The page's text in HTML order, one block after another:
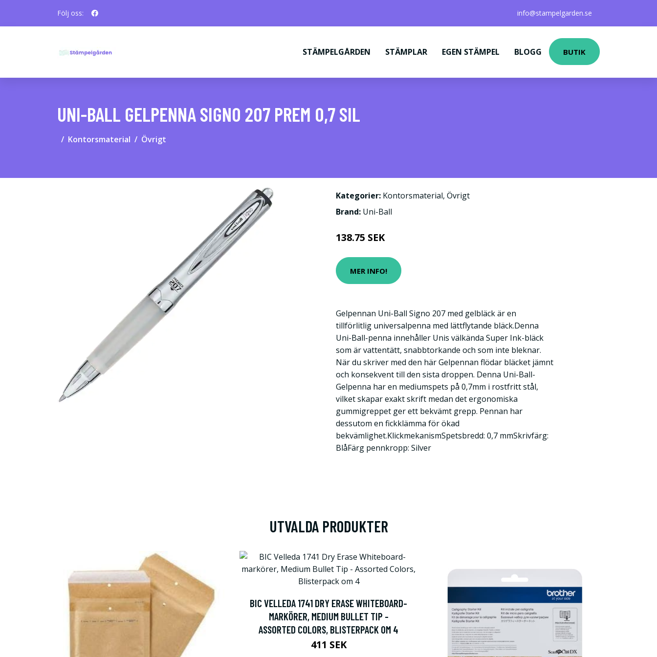
Följ oss: info@stampelgarden.se
STÄMPELGÅRDEN STÄMPLAR EGEN STÄMPEL BLOGG BUTIK
UNI-BALL GELPENNA SIGNO 207 PREM 0,7 SIL
Kontorsmaterial Övrigt
Kategorier: Kontorsmaterial, Övrigt
Brand: Uni-Ball
138.75 SEK
MER INFO!
Gelpennan Uni-Ball Signo 207 med gelbläck är en
tillförlitlig universalpenna med lättflytande bläck.Denna
Uni-Ball-penna innehåller Unis välkända Super Ink-bläck
som är vattentätt, snabbtorkande och som inte bleknar.
När du skriver med den här Gelpennan flödar bläcket jämnt
och konsekvent till den sista droppen. Denna Uni-Ball-
Gelpenna har en mediumspets på 0,7mm i rostfritt stål,
vilket skapar exakt skrift medan det ergonomiska
gummigreppet ger ett bekvämt grepp. Pennan har
dessutom en fickklämma för ökad
bekvämlighet.KlickmekanismSpetsbredd: 0,7 mmSkrivfärg:
BlåFärg pennkropp: Silver
UTVALDA PRODUKTER
BIC VELLEDA 1741 DRY ERASE WHITEBOARD-
MARKÖRER, MEDIUM BULLET TIP -
ASSORTED COLORS, BLISTERPACK OM 4
411 SEK